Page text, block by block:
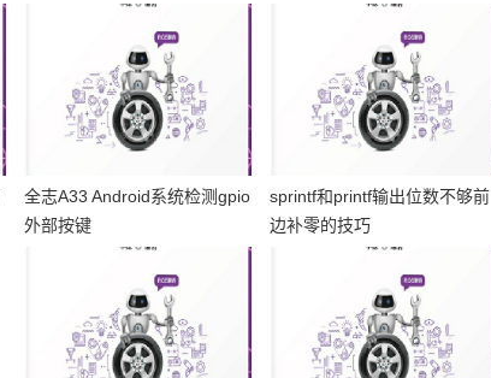
全志A33 Android系统检测gpio
外部按键
sprintf和printf输出位数不够前
边补零的技巧